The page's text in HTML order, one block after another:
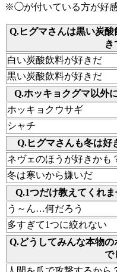
※◯が付いている方が好感
Q.ヒグマさんは黒い炭
き
白い炭酸飲料が好きだ
黒い炭酸飲料が好きだ
Q.ホッキョクグマ以外
ホッキョクウサギ
シャチ
Q.ヒグマさんも冬は好
ネヴェのほうが好きかも
冬は寒いから嫌いだ
Q.1つだけ教えてくれま
う～ん…何だろう
多すぎて1つに絞れない
Q.どうしてみんな本物
で